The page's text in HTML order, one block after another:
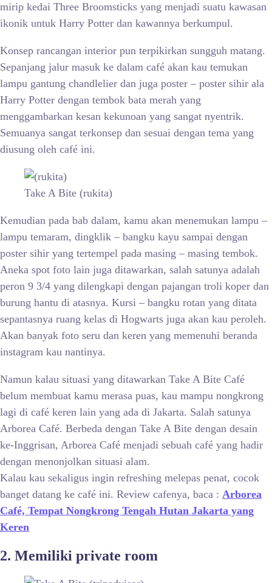
mirip kedai Three Broomsticks yang menjadi suatu kawasan
ikonik untuk Harry Potter dan kawannya berkumpul.
Konsep rancangan interior pun terpikirkan sungguh matang.
Sepanjang jalur masuk ke dalam café akan kau temukan
lampu gantung chandlelier dan juga poster – poster sihir ala
Harry Potter dengan tembok bata merah yang
menggambarkan kesan kekunoan yang sangat nyentrik.
Semuanya sangat terkonsep dan sesuai dengan tema yang
diusung oleh café ini.
Take A Bite (rukita)
Kemudian pada bab dalam, kamu akan menemukan lampu –
lampu temaram, dingklik – bangku kayu sampai dengan
poster sihir yang tertempel pada masing – masing tembok.
Aneka spot foto lain juga ditawarkan, salah satunya adalah
peron 9 3/4 yang dilengkapi dengan pajangan troli koper dan
burung hantu di atasnya. Kursi – bangku rotan yang ditata
sepantasnya ruang kelas di Hogwarts juga akan kau peroleh.
Akan banyak foto seru dan keren yang memenuhi beranda
instagram kau nantinya.
Namun kalau situasi yang ditawarkan Take A Bite Café
belum membuat kamu merasa puas, kau mampu nongkrong
lagi di café keren lain yang ada di Jakarta. Salah satunya
Arborea Café. Berbeda dengan Take A Bite dengan desain
ke-Inggrisan, Arborea Café menjadi sebuah café yang hadir
dengan menonjolkan situasi alam.
Kalau kau sekaligus ingin refreshing melepas penat, cocok
banget datang ke café ini. Review cafenya, baca : Arborea
Café, Tempat Nongkrong Tengah Hutan Jakarta yang
Keren
2. Memiliki private room